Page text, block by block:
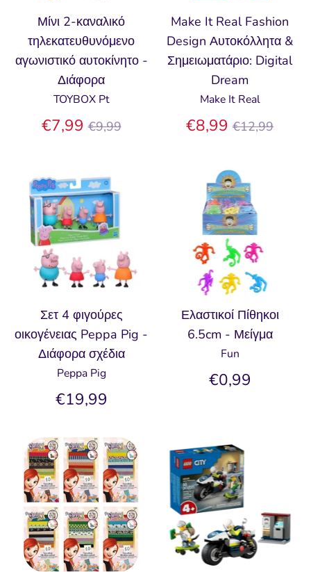
Μίνι 2-καναλικό
τηλεκατευθυνόμενο
αγωνιστικό αυτοκίνητο -
Διάφορα
TOYBOX Pt
€7,99 Κανονική
€9,99
Make It Real Fashion
Design Αυτοκόλλητα &
Σημειωματάριο: Digital
Dream
Make It Real
€8,99 Κανονική
€12,99
Σετ 4 φιγούρες
οικογένειας Peppa Pig -
Διάφορα σχέδια
Peppa Pig
€19,99
Ελαστικοί Πίθηκοι
6.5cm - Μείγμα
Fun
€0,99